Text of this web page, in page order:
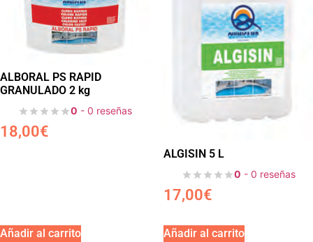
ALBORAL PS RAPID
GRANULADO 2 kg
0 - 0 reseñas
18,00€
Añadir al carrito
ALGISIN 5 L
0 - 0 reseñas
17,00€
Añadir al carrito